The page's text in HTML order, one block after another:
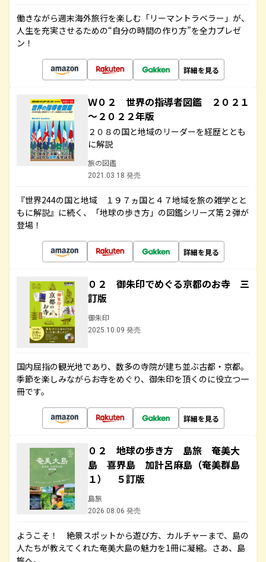
働きながら週末海外旅行を楽しむ「リーマントラベラー」が、
人生を充実させるための“自分の時間の作り方”を全力プレゼ
ン！
詳細を見る
Ｗ０２ 世界の指導者図鑑 ２０２１
～２０２２年版
２０８の国と地域のリーダーを経歴ととも
に解説
旅の図鑑
2021.03.18 発売
『世界244の国と地域 １９７ヵ国と４７地域を旅の雑学とと
もに解説』に続く、「地球の歩き方」の図鑑シリーズ第２弾が
登場！
詳細を見る
０２ 御朱印でめぐる京都のお寺 三
訂版
御朱印
2025.10.09 発売
国内屈指の観光地であり、数多の寺院が建ち並ぶ古都・京都。
季節を楽しみながらお寺をめぐり、御朱印を頂くのに役立つ一
冊です。
詳細を見る
０２ 地球の歩き方 島旅 奄美大
島 喜界島 加計呂麻島（奄美群島
１） ５訂版
島旅
2026.08.06 発売
ようこそ！ 絶景スポットから遊び方、カルチャーまで、島の
人たちが教えてくれた奄美大島の魅力を1冊に凝縮。さあ、島